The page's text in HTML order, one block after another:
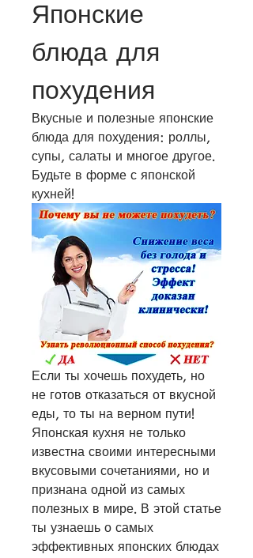
Японские
блюда для
похудения
Вкусные и полезные японские
блюда для похудения: роллы,
супы, салаты и многое другое.
Будьте в форме с японской
кухней!
Если ты хочешь похудеть, но
не готов отказаться от вкусной
еды, то ты на верном пути!
Японская кухня не только
известна своими интересными
вкусовыми сочетаниями, но и
признана одной из самых
полезных в мире. В этой статье
ты узнаешь о самых
эффективных японских блюдах